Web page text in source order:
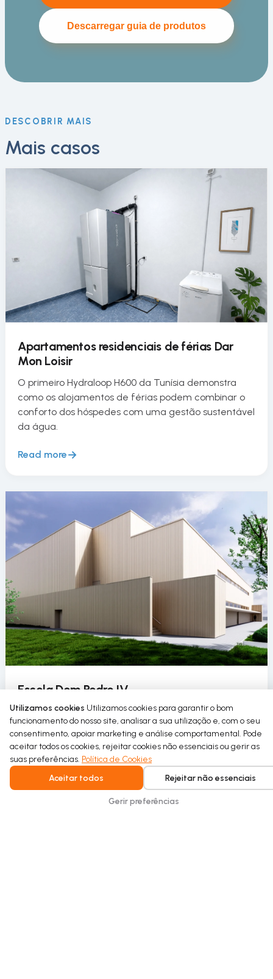
Descarregar guia de produtos
DESCOBRIR MAIS
Mais casos
Apartamentos residenciais de férias Dar
Mon Loisir
O primeiro Hydraloop H600 da Tunísia demonstra
como os alojamentos de férias podem combinar o
conforto dos hóspedes com uma gestão sustentável
da água.
Read more
Escola Dom Pedro IV
A Escola Dom Pedro IV introduz o uso circular da
água no seu pavilhão desportivo como parte de um
projeto de requalificação sustentável.
Read more
Utilizamos cookies Utilizamos cookies para garantir o bom
funcionamento do nosso site, analisar a sua utilização e, com o seu
consentimento, apoiar marketing e análise comportamental. Pode
aceitar todos os cookies, rejeitar cookies não essenciais ou gerir as
suas preferências. Política de Cookies
Aceitar todos
Rejeitar não essenciais
Gerir preferências